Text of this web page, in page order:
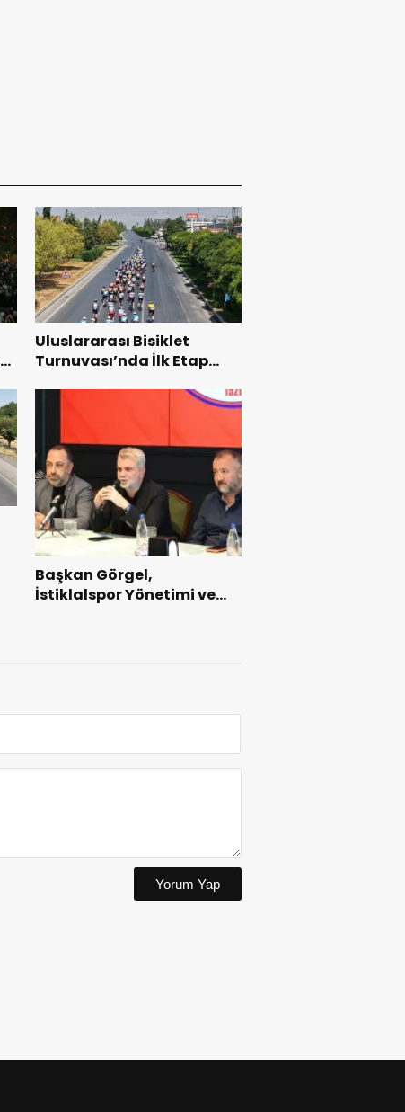
Uluslararası Bisiklet
Turnuvası’nda İlk Etap
Başkan Görgel,
İstiklalspor Yönetimi ve
Yorum Yap